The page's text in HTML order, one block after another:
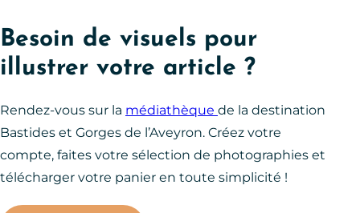
Besoin de visuels pour
illustrer votre article ?
Rendez-vous sur la médiathèque de la destination
Bastides et Gorges de l’Aveyron. Créez votre
compte, faites votre sélection de photographies et
télécharger votre panier en toute simplicité !